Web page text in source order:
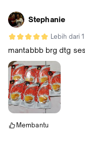
Stephanie
Lebih dari
mantabbb brg dtg
Membantu